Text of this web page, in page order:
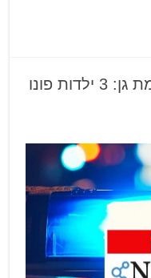
חשד לתאונת פגע וברח ברמת גן: 3 ילדות פונו